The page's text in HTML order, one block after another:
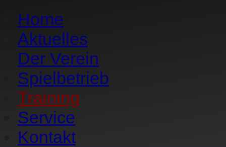
Home
Aktuelles
Der Verein
Spielbetrieb
Training
Service
Kontakt